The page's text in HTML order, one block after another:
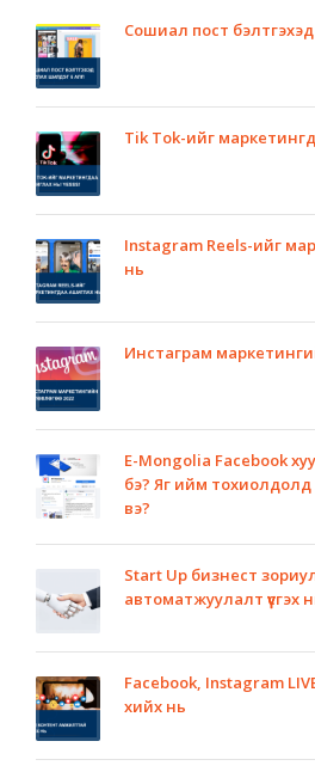
Сошиал пост
Tik Tok-ийг
Instagram Reels-ийг
нь
Инстаграм
E-Mongolia Facebook
бэ? Яг ийм
вэ?
Start Up бизнест
автоматжуулалт үүсгэх
Facebook, Instagram
хийх нь